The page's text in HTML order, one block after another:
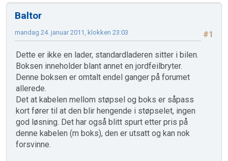
Baltor
#1
mandag 24. januar 2011, klokken 23:03
Dette er ikke en lader, standardladeren sitter i bilen.
Boksen inneholder blant annet en jordfeilbryter.
Denne boksen er omtalt endel ganger på forumet
allerede.
Det at kabelen mellom støpsel og boks er såpass
kort fører til at den blir hengende i støpselet, ingen
god løsning. Det har også blitt spurt etter pris på
denne kabelen (m boks), den er utsatt og kan nok
forsvinne.